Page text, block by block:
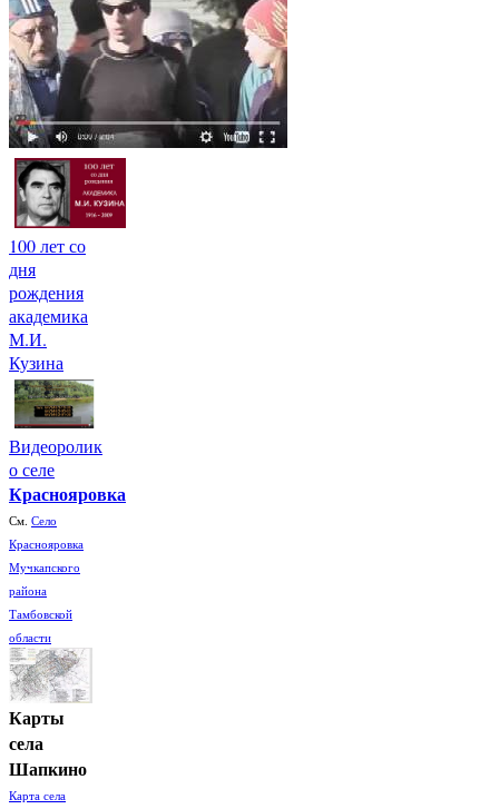
100 лет со
дня
рождения
академика
М.И.
Кузина
Видеоролик
о селе
Краснояровка
См. Село
Краснояровка
Мучкапского
района
Тамбовской
области
Карты
села
Шапкино
Карта села